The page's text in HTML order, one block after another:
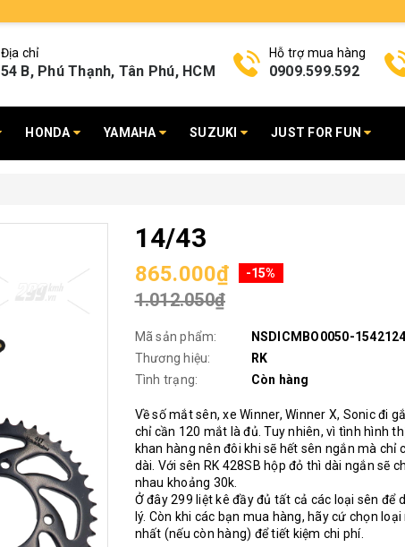
Địa chỉ
54 B, Phú Thạnh, Tân Phú, HCM
Hỗ trợ mua hàng
0909.599.592
HONDA YAMAHA SUZUKI JUST FOR FUN
14/43
865.000₫ -15%
1.012.050₫
Mã sản phẩm:
NSDICMBO0050-
Thương hiệu:
RK
Tình trạng:
Còn hàng
Về số mắt sên, xe Winner, Winner X, Sonic đi
chỉ cần 120 mắt là đủ. Tuy nhiên, vì tình hình
khan hàng nên đôi khi sẽ hết sên ngắn mà chỉ
dài. Với sên RK 428SB hộp đỏ thì dài ngắn sẽ
nhau khoảng 30k.
Ở đây 299 liệt kê đầy đủ tất cả các loại sên để
lý. Còn khi các bạn mua hàng, hãy cứ chọn loại
nhất (nếu còn hàng) để tiết kiệm chi phí.